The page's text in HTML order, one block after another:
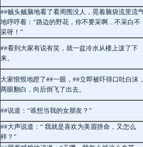
##贼头贼脑地看了看周围没人，晃着脑袋流里流
地哼哼着：“路边的野花，你不要采啊…不采白不
采呀！”
##看到大家有说有笑，就一盆冷水从楼上泼了下
来。
大家恨恨地蹬了##一眼，##立即被吓得口吐白沫
两眼翻白，向后倒飞了出去。
##说道：“谁想当我的女朋友？”
##大声说道：“ 我就是喜欢为美眉拼命，又怎么
样？”